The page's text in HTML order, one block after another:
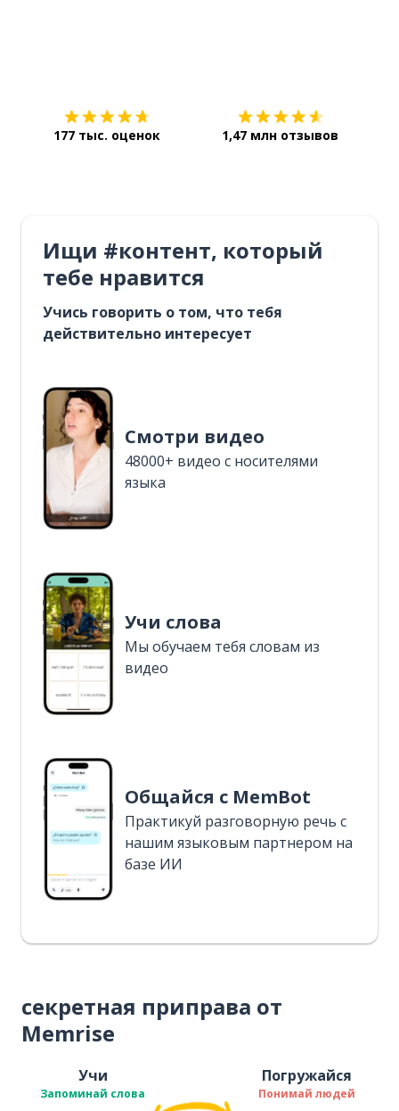
177 тыс. оценок 1,47 млн отзывов
Ищи #контент, который
тебе нравится
Учись говорить о том, что тебя
действительно интересует
Смотри видео
48000+ видео с носителями
языка
Учи слова
Мы обучаем тебя словам из
видео
Общайся с MemBot
Практикуй разговорную речь с
нашим языковым партнером на
базе ИИ
секретная приправа от
Memrise
Учи
Запоминай слова
Погружайся
Понимай людей